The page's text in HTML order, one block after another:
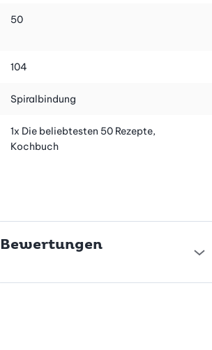
50
104
Spiralbindung
1x Die beliebtesten 50 Rezepte,
Kochbuch
Bewertungen